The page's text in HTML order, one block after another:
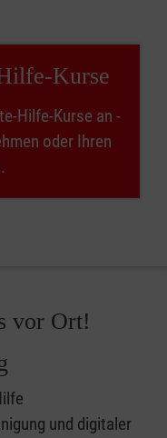
Kurse
Hilfe-Kurse an -
oder Ihren
vor Ort!
und digitaler